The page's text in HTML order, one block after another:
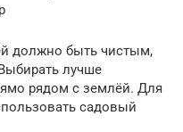
должно быть чистым,
лучше
рядом с землёй. Для
садовый